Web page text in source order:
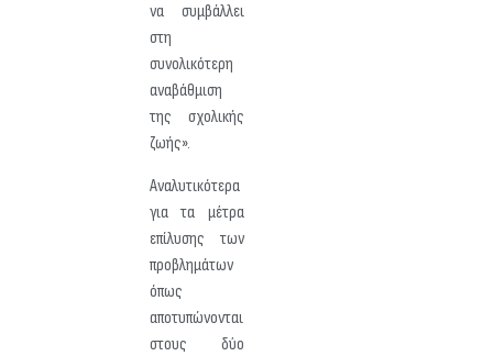
να συμβάλλει
στη
συνολικότερη
αναβάθμιση
της σχολικής
ζωής».
Αναλυτικότερα
για τα μέτρα
επίλυσης των
προβλημάτων
όπως
αποτυπώνονται
στους δύο